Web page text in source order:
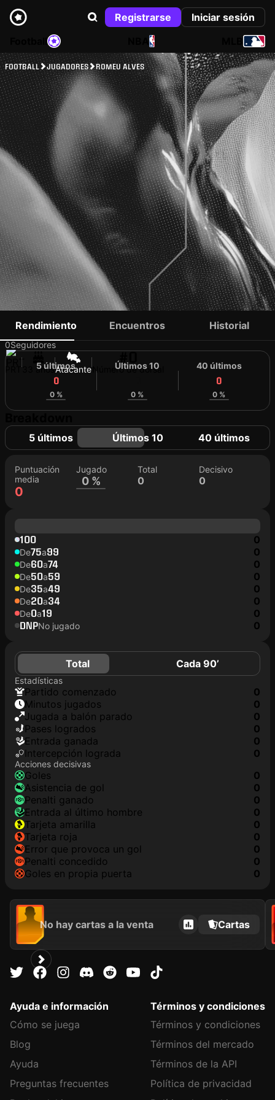
Registrarse
Iniciar sesión
NBA
FOOTBALL JUGADORES ROMEU ALVES
ROMEU ALVES
0Seguidores
33 añosAtacante
#0
Número de dorsal
Rendimiento Encuentros Historial
5 últimos
0
0 %
Últimos 10
0 %
40 últimos
0
0 %
5 últimos Últimos 10 40 últimos
Puntuación
media
0
Jugado
0 %
Total
0
Decisivo
0
100 0
De75a99 0
De60a74 0
De50a59 0
De35a49 0
De20a34 0
De0a19 0
DNPNo jugado 0
Total Cada 90’
Estadísticas
partido comenzado
0
minutos jugados
0
jugada a balón parado
0
pases logrados
0
Entrada ganada
0
Intercepción lograda
0
Acciones decisivas
goles
0
asistencia de gol
0
Penalti ganado
0
Entrada al último hombre
0
tarjeta amarilla
0
tarjeta roja
0
Error que provoca un gol
0
Penalti concedido
0
goles en propia puerta
0
No hay cartas a la venta Cartas
Ayuda e información
Cómo se juega
Blog
Ayuda
Preguntas frecuentes
Términos y condiciones
Términos y condiciones
Términos del mercado
Términos de la API
Política de privacidad